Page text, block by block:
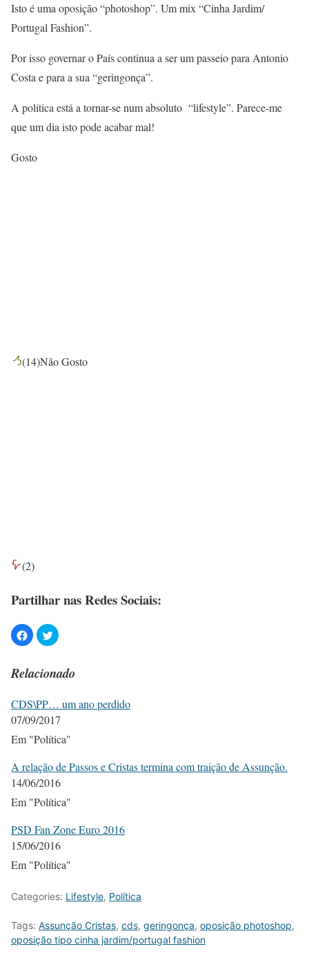
Isto é uma oposição “photoshop”. Um mix “Cinha Jardim/
Portugal Fashion”.
Por isso governar o País continua a ser um passeio para Antonio
Costa e para a sua “geringonça”.
A política está a tornar-se num absoluto “lifestyle”. Parece-me
que um dia isto pode acabar mal!
Gosto
(14)Não Gosto
(2)
Partilhar nas Redes Sociais:
Relacionado
CDS\PP… um ano perdido
07/09/2017
Em "Política"
A relação de Passos e Cristas termina com traição de Assunção.
14/06/2016
Em "Política"
PSD Fan Zone Euro 2016
15/06/2016
Em "Política"
Categories: Lifestyle, Política
Tags: Assunção Cristas, cds, geringonça, oposição photoshop,
oposição tipo cinha jardim/portugal fashion